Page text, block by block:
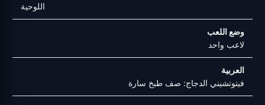
اللوحية
وضع اللعب
لاعب واحد
العربية
فيتوتشيني الدجاج: صف طبخ سارة